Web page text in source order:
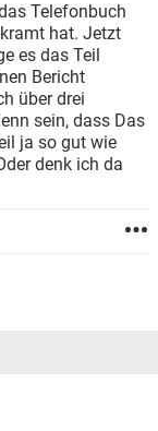
Telefonbuch
hat. Jetzt
es das Teil
Bericht
über drei
sein, dass Das
ja so gut wie
denk ich da